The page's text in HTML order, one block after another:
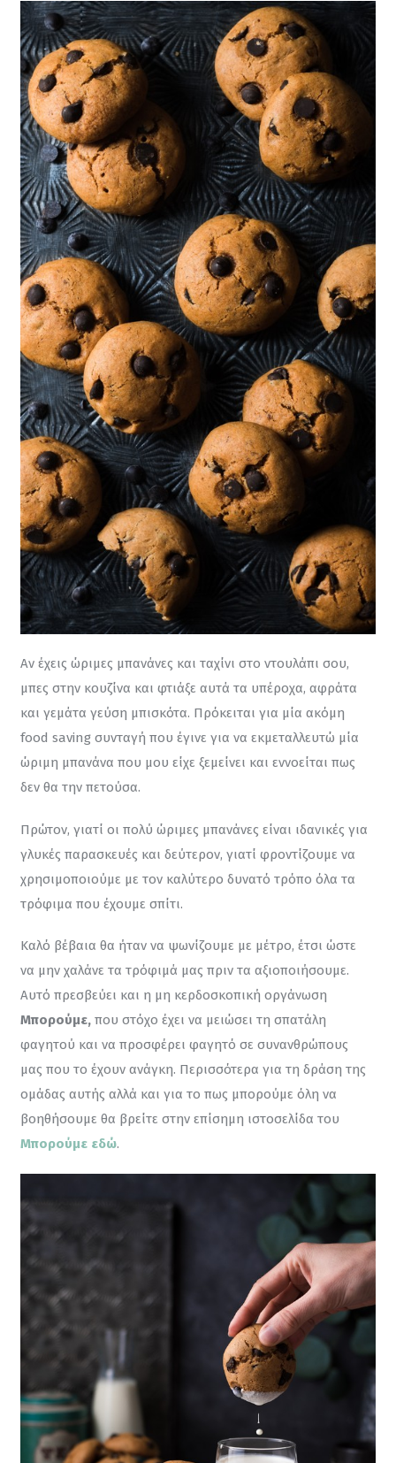
Αν έχεις ώριμες μπανάνες και ταχίνι στο ντουλάπι σου,
μπες στην κουζίνα και φτιάξε αυτά τα υπέροχα, αφράτα
και γεμάτα γεύση μπισκότα. Πρόκειται για μία ακόμη
food saving συνταγή που έγινε για να εκμεταλλευτώ μία
ώριμη μπανάνα που μου είχε ξεμείνει και εννοείται πως
δεν θα την πετούσα.
Πρώτον, γιατί οι πολύ ώριμες μπανάνες είναι ιδανικές για
γλυκές παρασκευές και δεύτερον, γιατί φροντίζουμε να
χρησιμοποιούμε με τον καλύτερο δυνατό τρόπο όλα τα
τρόφιμα που έχουμε σπίτι.
Καλό βέβαια θα ήταν να ψωνίζουμε με μέτρο, έτσι ώστε
να μην χαλάνε τα τρόφιμά μας πριν τα αξιοποιήσουμε.
Αυτό πρεσβεύει και η μη κερδοσκοπική οργάνωση
Μπορούμε, που στόχο έχει να μειώσει τη σπατάλη
φαγητού και να προσφέρει φαγητό σε συνανθρώπους
μας που το έχουν ανάγκη. Περισσότερα για τη δράση της
ομάδας αυτής αλλά και για το πως μπορούμε όλη να
βοηθήσουμε θα βρείτε στην επίσημη ιστοσελίδα του
Μπορούμε εδώ.